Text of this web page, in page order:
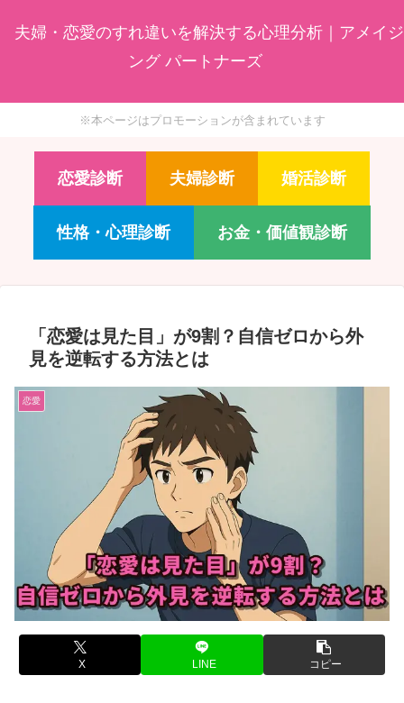
夫婦・恋愛のすれ違いを解決する心理分析｜アメイジ
ング パートナーズ
※本ページはプロモーションが含まれています
恋愛診断 夫婦診断 婚活診断
性格・心理診断 お金・価値観診断
「恋愛は見た目」が9割？自信ゼロから外
見を逆転する方法とは
恋愛
X LINE コピー